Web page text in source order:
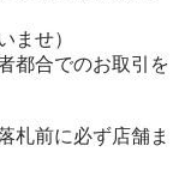
ませ）
都合でのお取引を
札前に必ず店舗ま